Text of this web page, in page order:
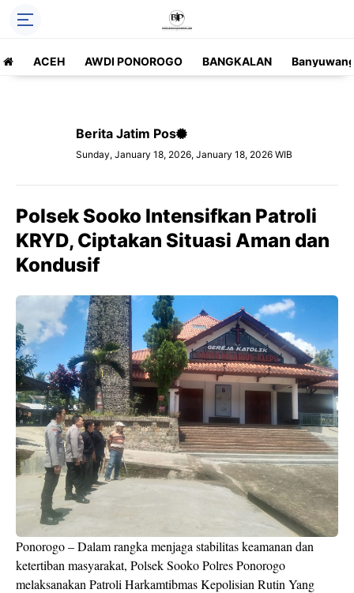
ACEH AWDI PONOROGO BANGKALAN
Berita Jatim Pos
Sunday, January 18, 2026, January 18, 2026 WIB
Polsek Sooko Intensifkan Patroli
KRYD, Ciptakan Situasi Aman dan
Kondusif
Ponorogo – Dalam rangka menjaga stabilitas keamanan dan
ketertiban masyarakat, Polsek Sooko Polres Ponorogo
melaksanakan Patroli Harkamtibmas Kepolisian Rutin Yang